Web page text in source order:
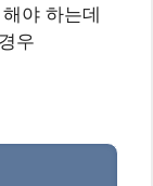
야 하는데
우